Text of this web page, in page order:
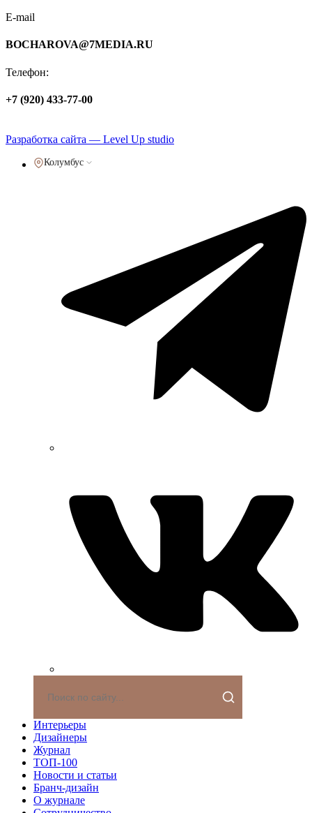
E-mail
BOCHAROVA@7MEDIA.RU
Телефон:
+7 (920) 433-77-00
Разработка сайта — Level Up studio
Колумбус
Интерьеры
Дизайнеры
Журнал
ТОП-100
Новости и статьи
Бранч-дизайн
О журнале